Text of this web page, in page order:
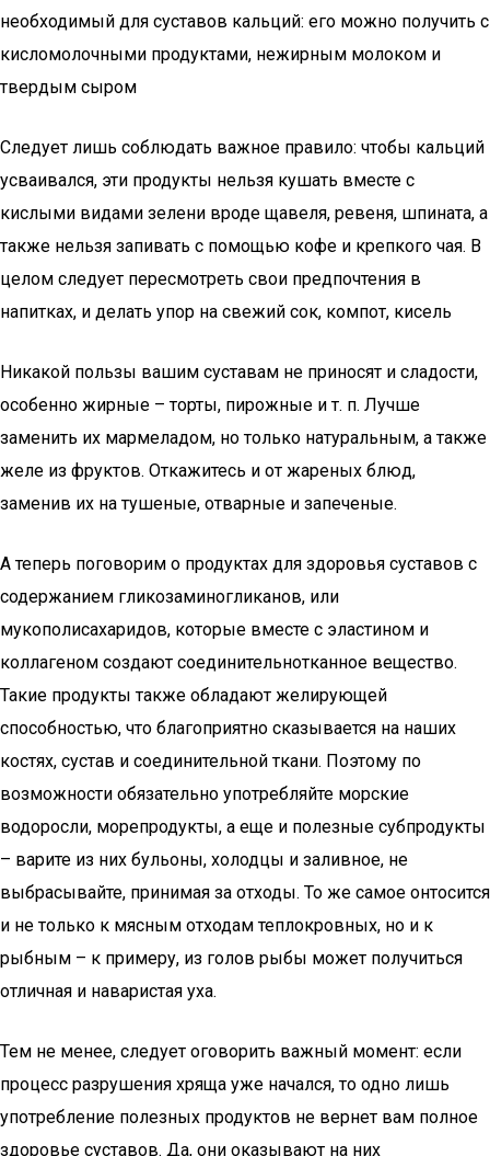
необходимый для суставов кальций: его можно получить с
кисломолочными продуктами, нежирным молоком и
твердым сыром
Следует лишь соблюдать важное правило: чтобы кальций
усваивался, эти продукты нельзя кушать вместе с
кислыми видами зелени вроде щавеля, ревеня, шпината, а
также нельзя запивать с помощью кофе и крепкого чая. В
целом следует пересмотреть свои предпочтения в
напитках, и делать упор на свежий сок, компот, кисель
Никакой пользы вашим суставам не приносят и сладости,
особенно жирные – торты, пирожные и т. п. Лучше
заменить их мармеладом, но только натуральным, а также
желе из фруктов. Откажитесь и от жареных блюд,
заменив их на тушеные, отварные и запеченые.
А теперь поговорим о продуктах для здоровья суставов с
содержанием гликозаминогликанов, или
мукополисахаридов, которые вместе с эластином и
коллагеном создают соединительнотканное вещество.
Такие продукты также обладают желирующей
способностью, что благоприятно сказывается на наших
костях, сустав и соединительной ткани. Поэтому по
возможности обязательно употребляйте морские
водоросли, морепродукты, а еще и полезные субпродукты
– варите из них бульоны, холодцы и заливное, не
выбрасывайте, принимая за отходы. То же самое онтосится
и не только к мясным отходам теплокровных, но и к
рыбным – к примеру, из голов рыбы может получиться
отличная и наваристая уха.
Тем не менее, следует оговорить важный момент: если
процесс разрушения хряща уже начался, то одно лишь
употребление полезных продуктов не вернет вам полное
здоровье суставов. Да, они оказывают на них